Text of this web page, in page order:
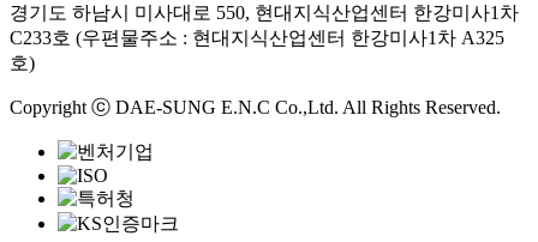
경기도 하남시 미사대로 550, 현대지식산업센터 한강미사1차
C233호 (우편물주소 : 현대지식산업센터 한강미사1차 A325
호)
Copyright ⓒ DAE-SUNG E.N.C Co.,Ltd. All Rights Reserved.